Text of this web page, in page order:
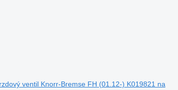
ventil Knorr-Bremse FH (01.12-) K019821 na